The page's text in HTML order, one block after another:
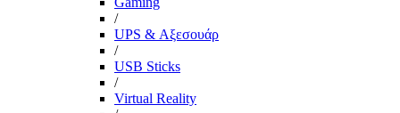
/
UPS & Αξεσουάρ
/
USB Sticks
/
Virtual Reality